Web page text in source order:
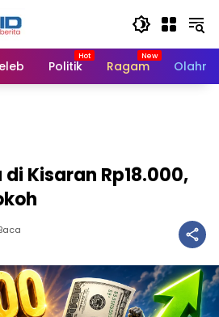
Politik Ragam
Kisaran Rp18.000,